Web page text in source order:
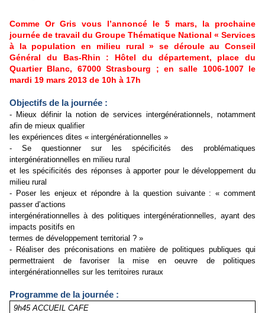
Comme Or Gris vous l’annoncé le 5 mars, la prochaine
journée de travail du Groupe Thématique National « Services
à la population en milieu rural » se déroule au Conseil
Général du Bas-Rhin : Hôtel du département, place du
Quartier Blanc, 67000 Strasbourg ; en salle 1006-1007 le
mardi 19 mars 2013 de 10h à 17h
Objectifs de la journée :
- Mieux définir la notion de services intergénérationnels, notamment
afin de mieux qualifier
les expériences dites « intergénérationnelles »
- Se questionner sur les spécificités des problématiques
intergénérationnelles en milieu rural
et les spécificités des réponses à apporter pour le développement du
milieu rural
- Poser les enjeux et répondre à la question suivante : « comment
passer d’actions
intergénérationnelles à des politiques intergénérationnelles, ayant des
impacts positifs en
termes de développement territorial ? »
- Réaliser des préconisations en matière de politiques publiques qui
permettraient de favoriser la mise en oeuvre de politiques
intergénérationnelles sur les territoires ruraux
Programme de la journée :
9h45 ACCUEIL CAFE